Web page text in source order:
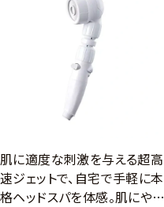
肌に適度な刺激を与える超高
速ジェットで、自宅で手軽に本
格ヘッドスパを体感。肌にや…